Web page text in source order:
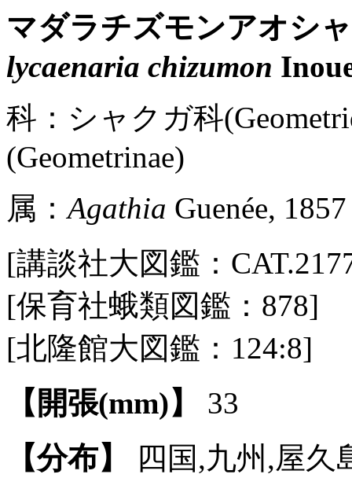
マダラチズモンアオシ
lycaenaria chizumon
科：シャクガ科
(Geometrinae)
属：Agathia Guenée, 1857
[講談社大図鑑：
[保育社蛾類図鑑：878]
[北隆館大図鑑：124:8]
【開張(mm)】
33
【分布】
四国,九州,屋